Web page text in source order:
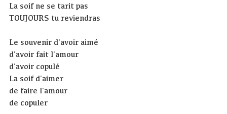
La soif ne se tarit pas
TOUJOURS tu reviendras
Le souvenir d'avoir aimé
d'avoir fait l'amour
d'avoir copulé
La soif d'aimer
de faire l'amour
de copuler